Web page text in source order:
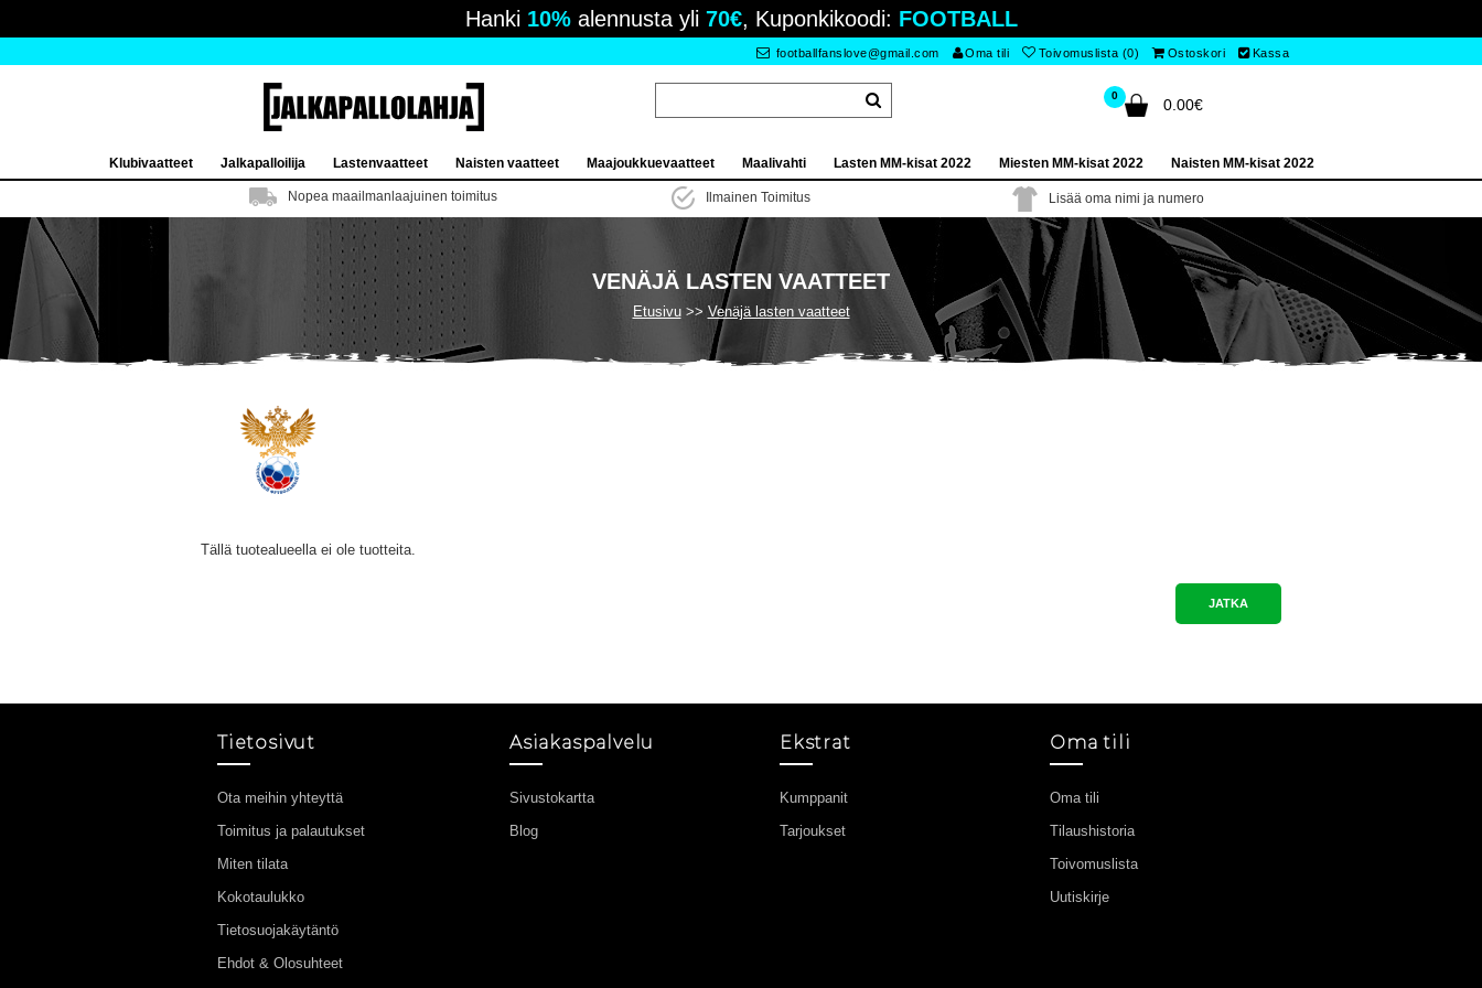
Hanki 10%alennusta yli 70€, Kuponkikoodi: FOOTBALL
footballfanslove@gmail.com Oma tili Toivomuslista (0) Ostoskori Kassa
0
0.00€
Klubivaatteet Jalkapalloilija Lastenvaatteet Naisten vaatteet Maajoukkuevaatteet Maalivahti Lasten MM-kisat 2022 Miesten MM-kisat 2022 Naisten MM-kisat 2022
Nopea maailmanlaajuinen toimitus Ilmainen Toimitus Lisää oma nimi ja numero
VENÄJÄ LASTEN VAATTEET
Etusivu Venäjä lasten vaatteet
Tällä tuotealueella ei ole tuotteita.
JATKA
Tietosivut
Ota meihin yhteyttä
Toimitus ja palautukset
Miten tilata
Kokotaulukko
Tietosuojakäytäntö
Ehdot & Olosuhteet
Asiakaspalvelu
Sivustokartta
Blog
Ekstrat
Kumppanit
Tarjoukset
Oma tili
Oma tili
Tilaushistoria
Toivomuslista
Uutiskirje